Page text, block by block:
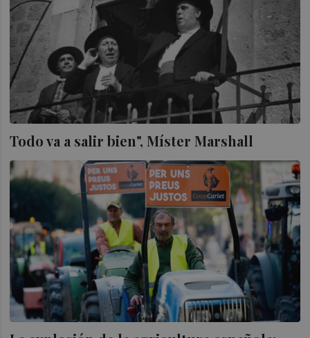
Todo va a salir bien", Míster Marshall